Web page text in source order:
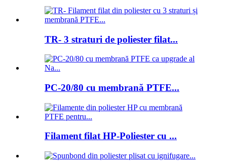
TR- 3 straturi de poliester filat...
PC-20/80 cu membrană PTFE...
Filament filat HP-Poliester cu ...